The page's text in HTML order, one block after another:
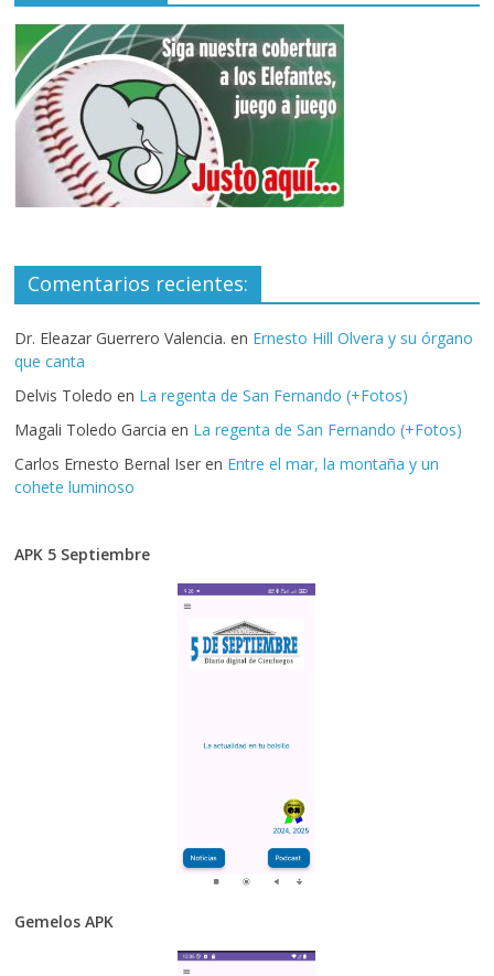
Comentarios recientes:
Dr. Eleazar Guerrero Valencia. en Ernesto Hill Olvera y su órgano
que canta
Delvis Toledo en La regenta de San Fernando (+Fotos)
Magali Toledo Garcia en La regenta de San Fernando (+Fotos)
Carlos Ernesto Bernal Iser en Entre el mar, la montaña y un
cohete luminoso
APK 5 Septiembre
Gemelos APK